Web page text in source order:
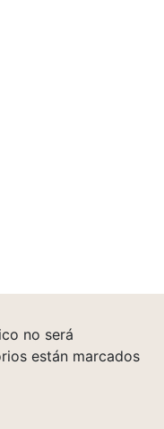
no será
están marcados